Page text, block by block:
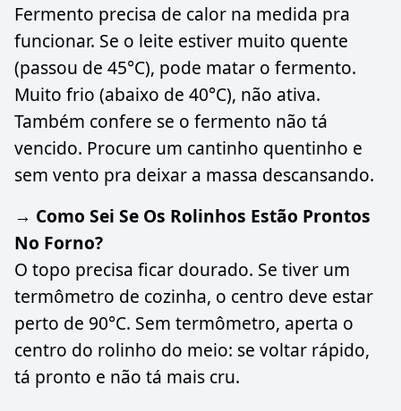
Fermento precisa de calor na medida pra
funcionar. Se o leite estiver muito quente
(passou de 45°C), pode matar o fermento.
Muito frio (abaixo de 40°C), não ativa.
Também confere se o fermento não tá
vencido. Procure um cantinho quentinho e
sem vento pra deixar a massa descansando.
→ Como Sei Se Os Rolinhos Estão Prontos
No Forno?
O topo precisa ficar dourado. Se tiver um
termômetro de cozinha, o centro deve estar
perto de 90°C. Sem termômetro, aperta o
centro do rolinho do meio: se voltar rápido,
tá pronto e não tá mais cru.